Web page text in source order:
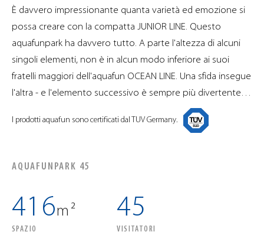
È davvero impressionante quanta varietà ed emozione si
possa creare con la compatta JUNIOR LINE. Questo
aquafunpark ha davvero tutto. A parte l'altezza di alcuni
singoli elementi, non è in alcun modo inferiore ai suoi
fratelli maggiori dell'aquafun OCEAN LINE. Una sfida insegue
l'altra - e l'elemento successivo è sempre più divertente…
I prodotti aquafun sono certificati dal TUV Germany.
AQUAFUNPARK 45
416m²
SPAZIO
45
VISITATORI